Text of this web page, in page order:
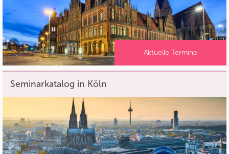
Aktuelle Termine
Seminarkatalog in Köln